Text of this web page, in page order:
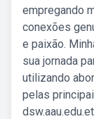
empregando
conexões
e paixão.
sua jornada
utilizando
pelas